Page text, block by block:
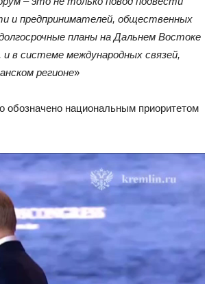
и предпринимателей, общественных
планы на Дальнем Востоке
в системе международных связей,
регионе»
обозначено национальным приоритетом